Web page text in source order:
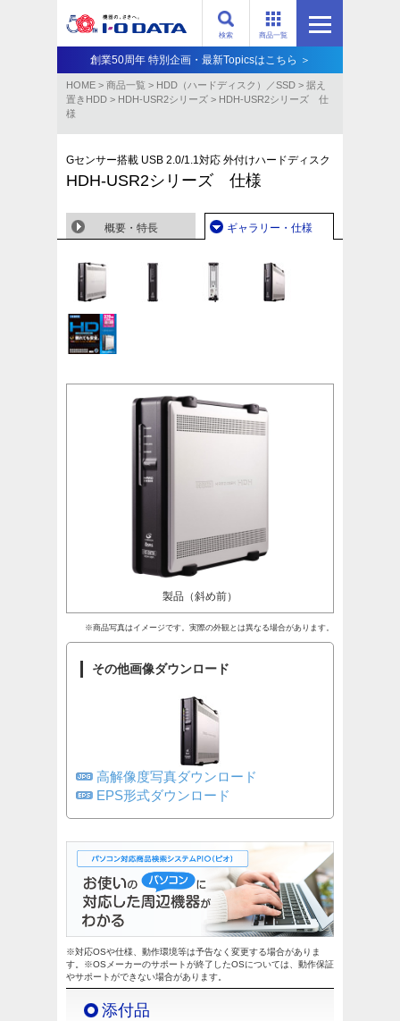
商品一覧
検索
創業50周年 特別企画・最新Topicsはこちら ＞
HOME > 商品一覧 > HDD（ハードディスク）／SSD > 据え
置きHDD > HDH-USR2シリーズ > HDH-USR2シリーズ 仕
様
Gセンサー搭載 USB 2.0/1.1対応 外付けハードディスク
HDH-USR2シリーズ 仕様
概要・特長 ギャラリー・仕様
製品（斜め前）
※商品写真はイメージです。実際の外観とは異なる場合があります。
その他画像ダウンロード
高解像度写真ダウンロード
EPS形式ダウンロード
※対応OSや仕様、動作環境等は予告なく変更する場合がありま
す。※OSメーカーのサポートが終了したOSについては、動作保証
やサポートができない場合があります。
添付品